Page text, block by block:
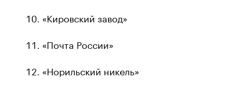
«Кировский завод»
«Почта России»
«Норильский никель»